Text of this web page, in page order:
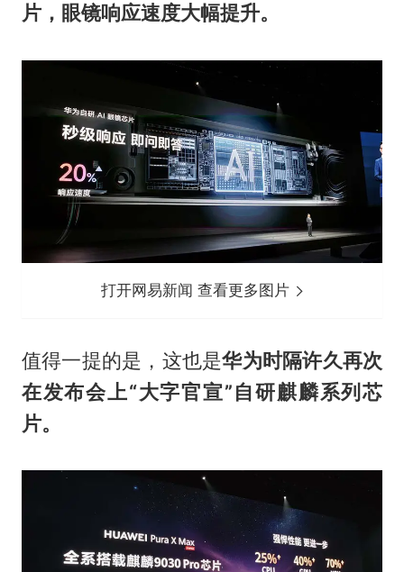
片，眼镜响应速度大幅提升。
打开网易新闻 查看更多图片
值得一提的是，这也是华为时隔许久再次
在发布会上“大字官宣”自研麒麟系列芯
片。